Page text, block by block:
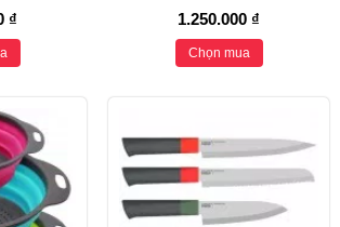
₫ 1.250.000 ₫
Chọn mua